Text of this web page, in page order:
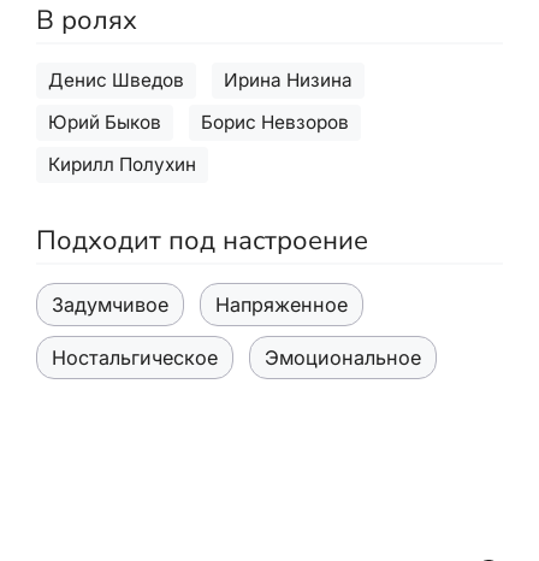
В ролях
Денис Шведов
Ирина Низина
Юрий Быков
Борис Невзоров
Кирилл Полухин
Подходит под настроение
Задумчивое Напряженное
Ностальгическое Эмоциональное